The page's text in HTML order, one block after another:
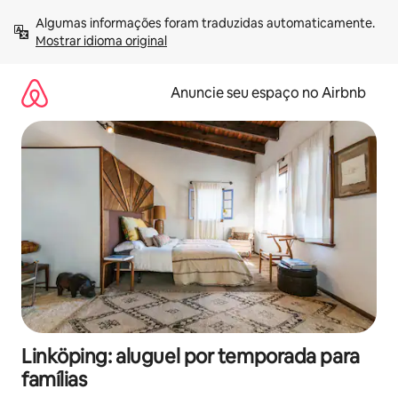
para
Mostrar idioma original
Anuncie seu espaço no Airbnb
Linköping: aluguel por temporada para
famílias